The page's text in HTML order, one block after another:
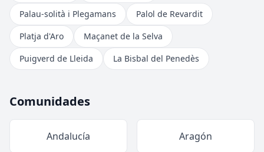
Palau-solità i Plegamans
Palol de Revardit
Platja d'Aro
Maçanet de la Selva
Puigverd de Lleida
La Bisbal del Penedès
Comunidades
Andalucía Aragón